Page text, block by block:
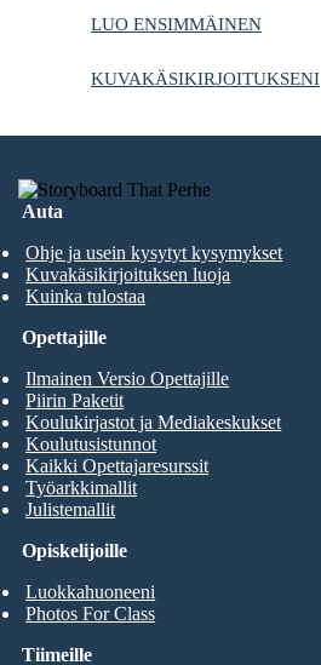
LUO ENSIMMÄINEN
KUVAKÄSIKIRJOITUKSENI
Auta
Ohje ja usein kysytyt kysymykset
Kuvakäsikirjoituksen luoja
Kuinka tulostaa
Opiskelijoille
Luokkahuoneeni
Photos For Class
Opettajille
Ilmainen Versio Opettajille
Piirin Paketit
Koulukirjastot ja Mediakeskukset
Koulutusistunnot
Kaikki Opettajaresurssit
Työarkkimallit
Julistemallit
Tiimeille